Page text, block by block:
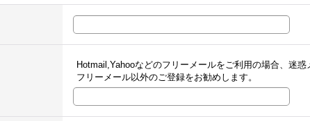
Hotmail,Yahooなどのフリーメールをご利用の場合、迷
フリーメール以外のご登録をお勧めします。